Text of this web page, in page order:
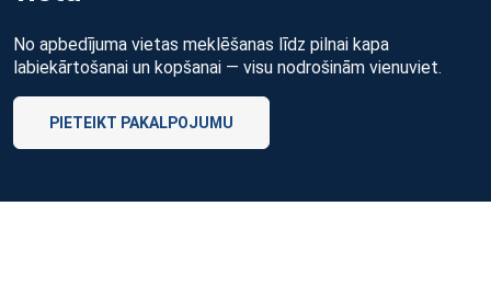
No apbedījuma vietas meklēšanas līdz pilnai kapa
labiekārtošanai un kopšanai — visu nodrošinām vienuviet.
PIETEIKT PAKALPOJUMU